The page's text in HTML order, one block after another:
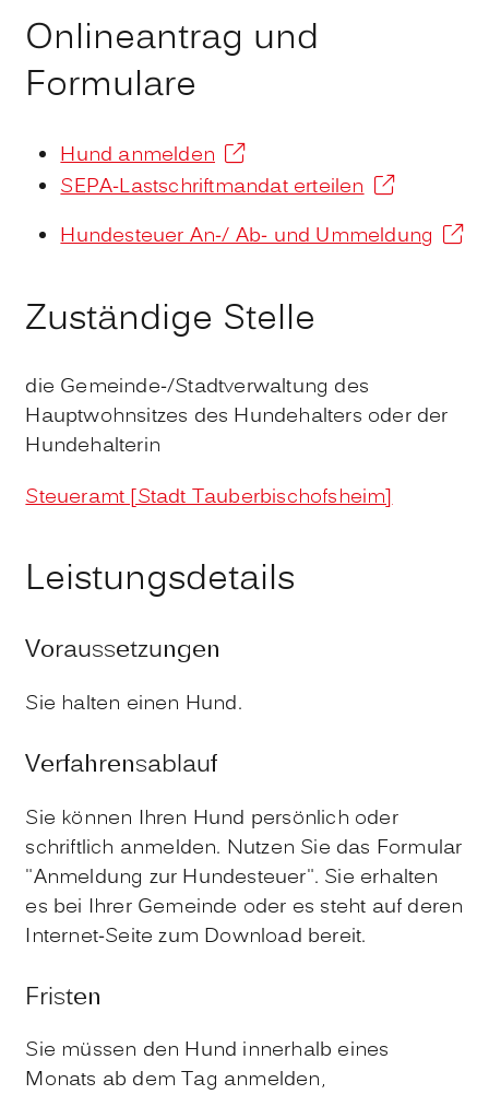
Onlineantrag und
Formulare
Hund anmelden
SEPA-Lastschriftmandat erteilen
Hundesteuer An-/ Ab- und Ummeldung
Zuständige Stelle
die Gemeinde-/Stadtverwaltung des
Hauptwohnsitzes des Hundehalters oder der
Hundehalterin
Steueramt [Stadt Tauberbischofsheim]
Leistungsdetails
Voraussetzungen
Sie halten einen Hund.
Verfahrensablauf
Sie können Ihren Hund persönlich oder
schriftlich anmelden. Nutzen Sie das Formular
"Anmeldung zur Hundesteuer". Sie erhalten
es bei Ihrer Gemeinde oder es steht auf deren
Internet-Seite zum Download bereit.
Fristen
Sie müssen den Hund innerhalb eines
Monats ab dem Tag anmelden,